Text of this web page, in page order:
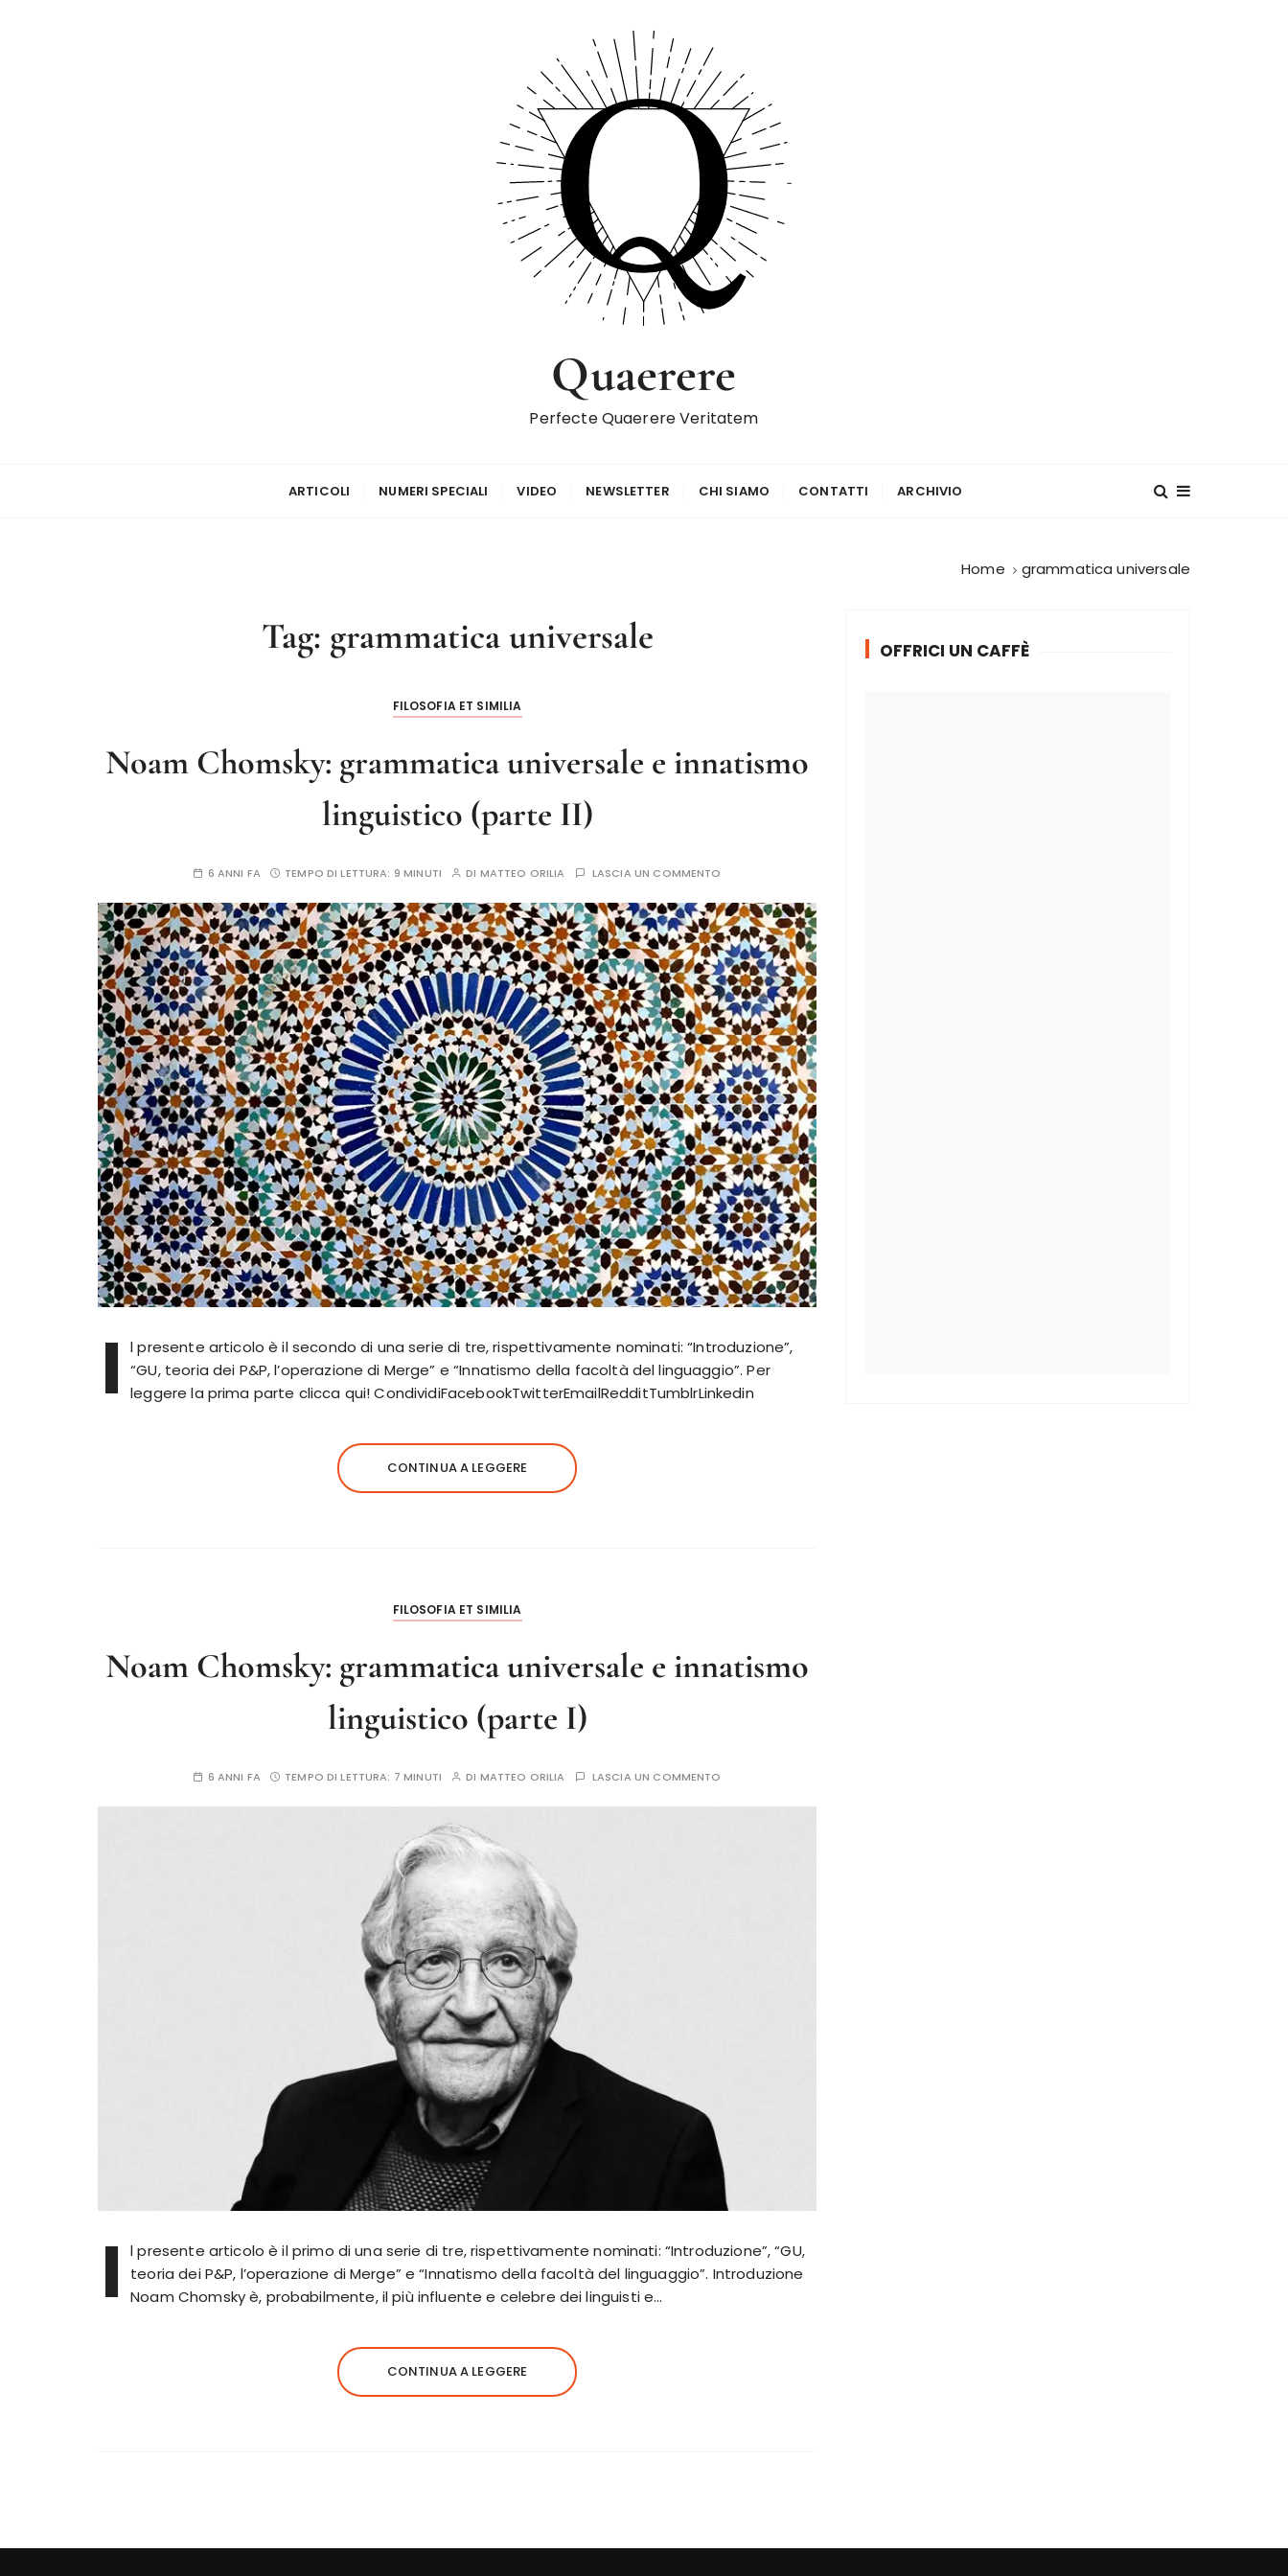
Quaerere
Perfecte Quaerere Veritatem
ARTICOLI NUMERI SPECIALI VIDEO NEWSLETTER CHI SIAMO CONTATTI ARCHIVIO
Home grammatica universale
Tag: grammatica universale
FILOSOFIA ET SIMILIA
Noam Chomsky: grammatica universale e innatismo
linguistico (parte II)
6 ANNI FA TEMPO DI LETTURA: 9 MINUTI DI MATTEO ORILIA LASCIA UN COMMENTO
I
l presente articolo è il secondo di una serie di tre, rispettivamente nominati: “Introduzione”,
“GU, teoria dei P&P, l’operazione di Merge” e “Innatismo della facoltà del linguaggio”. Per
leggere la prima parte clicca qui! CondividiFacebookTwitterEmailRedditTumblrLinkedin
CONTINUA A LEGGERE
FILOSOFIA ET SIMILIA
Noam Chomsky: grammatica universale e innatismo
linguistico (parte I)
6 ANNI FA TEMPO DI LETTURA: 7 MINUTI DI MATTEO ORILIA LASCIA UN COMMENTO
I
l presente articolo è il primo di una serie di tre, rispettivamente nominati: “Introduzione”, “GU,
teoria dei P&P, l’operazione di Merge” e “Innatismo della facoltà del linguaggio”. Introduzione
Noam Chomsky è, probabilmente, il più influente e celebre dei linguisti e…
CONTINUA A LEGGERE
OFFRICI UN CAFFÈ